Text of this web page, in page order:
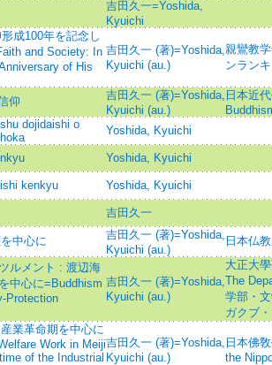
吉田久一=Yoshida,
Kyuichi
成100年を記念し
and Society: In
of His
吉田久一 (著)=Yoshida,
Kyuichi (au.)
親鸞教
ンラン
仰
吉田久一 (著)=Yoshida,
Kyuichi (au.)
日本近
dojidaishi o
Yoshida, Kyuichi
Yoshida, Kyuichi
kenkyu Yoshida, Kyuichi
吉田久一
中心に
吉田久一 (著)=Yoshida,
Kyuichi (au.)
日本仏
ルメント : 渡辺海
中心に=Buddhism
Protection
吉田久一 (著)=Yoshida,
Kyuichi (au.)
大正大
The
学部・
ガクブ
業革命期を中心に
Work in Meiji
of the Industrial
吉田久一 (著)=Yoshida,
Kyuichi (au.)
日本佛
the